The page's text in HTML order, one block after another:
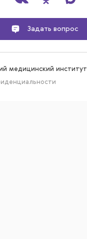
Задать вопрос
медицинский институт